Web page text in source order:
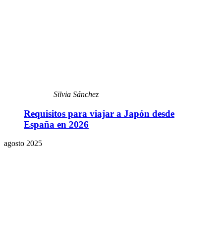
Silvia Sánchez
Requisitos para viajar a Japón desde
España en 2026
agosto 2025